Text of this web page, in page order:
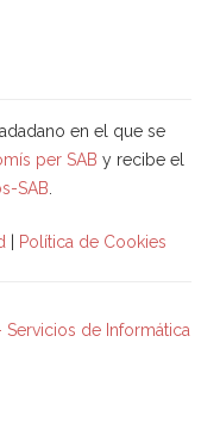
en el que se
per SAB y recibe el
SAB
Política de Cookies
Servicios de Informática